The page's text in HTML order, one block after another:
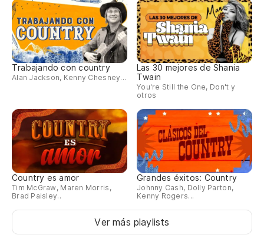
Trabajando con country
Alan Jackson, Kenny Chesney...
Las 30 mejores de Shania
Twain
You're Still the One, Don't y
otros
Country es amor
Tim McGraw, Maren Morris,
Brad Paisley..
Grandes éxitos: Country
Johnny Cash, Dolly Parton,
Kenny Rogers...
Ver más playlists